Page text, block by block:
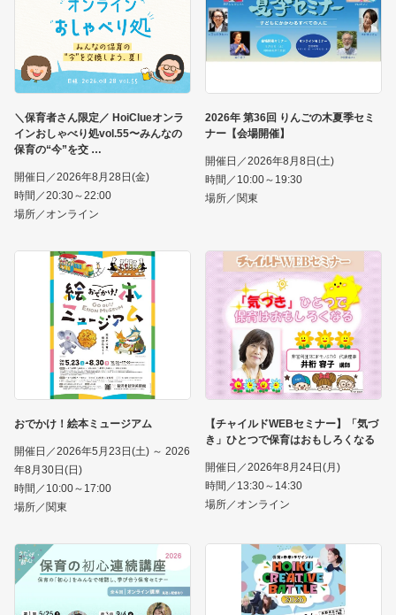
＼保育者さん限定／ HoiClueオンラ
インおしゃべり処vol.55〜みんなの
保育の“今”を交
開催日／2026年8月28日(金)
時間／20:30～22:00
場所／オンライン
2026年 第36回 りんごの木夏季セミ
ナー【会場開催】
開催日／2026年8月8日(土)
時間／10:00～19:30
場所／関東
おでかけ！絵本ミュージアム
開催日／2026年5月23日(土) ～ 2026
年8月30日(日)
時間／10:00～17:00
場所／関東
【チャイルドWEBセミナー】「気づ
き」ひとつで保育はおもしろくなる
開催日／2026年8月24日(月)
時間／13:30～14:30
場所／オンライン